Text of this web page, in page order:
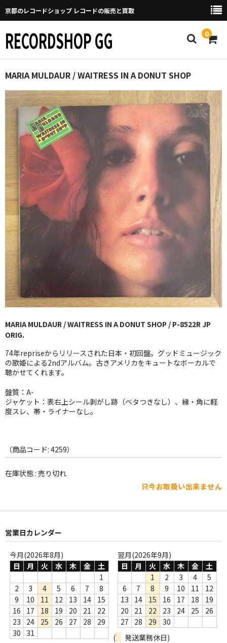
京都のレコードショップ レコードの販売と買取
RECORDSHOP GG 0
Home
マイページ
GGについて
買取について
取り置きなどについて
Categories
New Arrivals
新譜
GG RECORD （当店のレーベル）
全商品
JAZZ-US
BLUE NOTE
JAZZ-EU
JAZZ-JP
JAZZ-VOCAL
J-POP
ROCK
WORLD
その他
Webのみ no.2
Webのみ no.3
Webのみ no.4
売り切れ
MARIA MULDAUR / WAITRESS IN A DONUT SHOP
MARIA MULDAUR / WAITRESS IN A DONUT SHOP / P-8522R JP
ORIG.
74年repriseからリリースされた日本・初回盤。グッドミュージック
の歌姫による2ndアルバム。古きアメリカをキュートなボーカルで
聴かせてくれます。
盤質：A-
ジャケット：表右上シール剥がし跡（ベタつきなし）、縁・角に軽
度スレ、帯・ライナーなし。
（商品コード: 4259）
在庫状態 : 売り切れ
只今お取扱い出来ません
営業日カレンダー
今月(2026年8月)
日
月 火 水 木 金
土
1
2
3 4 5 6 7
8
9
10 11 12 13 14
15
16
17 18 19 20 21
22
23
24 25 26 27 28
29
30
31
翌月(2026年9月)
日
月 火 水 木 金
土
1
2 3 4
5
6
7 8 9 10 11
12
13
14 15 16 17 18
19
20
21 22 23 24 25
26
27
28 29
30
(
発送業務休日)